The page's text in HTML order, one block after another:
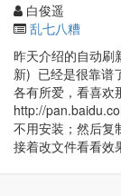
白俊遥
乱七八糟
昨天介绍的自动刷
新) 已经是很靠谱
各有所爱，看喜欢
http://
不用安装；然后复
接着改文件看看效